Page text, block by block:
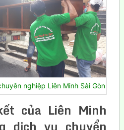
nghiệp Liên Minh Sài Gòn
của Liên Minh
dịch vụ chuyển